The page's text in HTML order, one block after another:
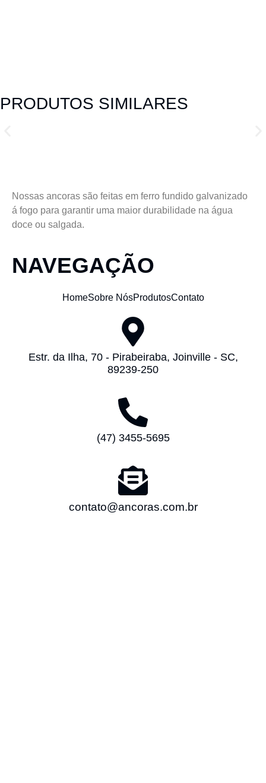
PRODUTOS SIMILARES
Nossas ancoras são feitas em ferro fundido galvanizado
á fogo para garantir uma maior durabilidade na água
doce ou salgada.
NAVEGAÇÃO
HomeSobre NósProdutosContato
Estr. da Ilha, 70 - Pirabeiraba, Joinville - SC,
89239-250
(47) 3455-5695
contato@ancoras.com.br